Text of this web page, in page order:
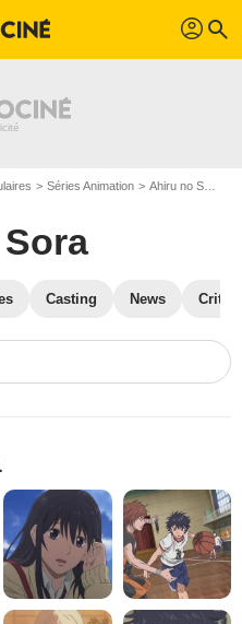
profil search
Séries Animation Ahiru no Sora
Casting News